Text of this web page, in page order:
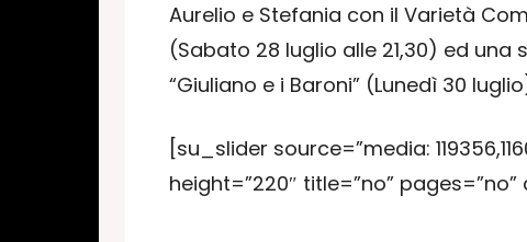
Aurelio e Stefania con il Varietà
(Sabato 28 luglio alle 21,30) ed
“Giuliano e i Baroni” (Lunedì 30
[su_slider source=”media:
height=”220″ title=”no”